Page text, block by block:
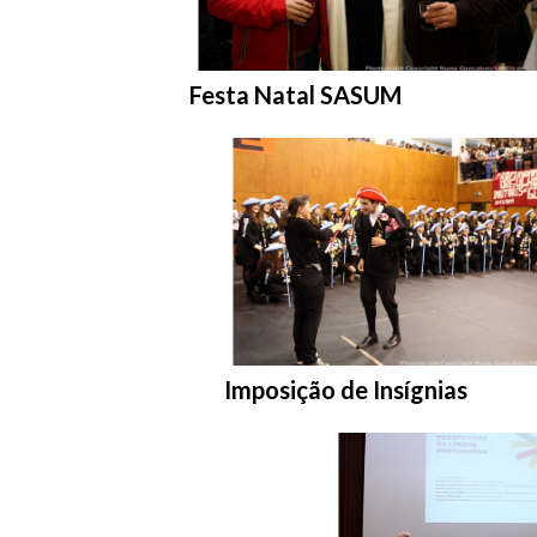
Entrar na pasta:
Festa Natal SASUM
Entrar na pasta:
Imposição de Insígnias